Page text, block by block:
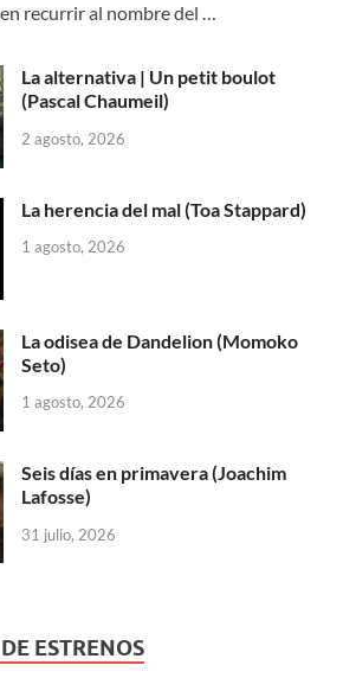
recurrir al nombre del …
La alternativa | Un petit boulot
(Pascal Chaumeil)
2 agosto, 2026
La herencia del mal (Toa Stappard)
1 agosto, 2026
La odisea de Dandelion (Momoko
Seto)
1 agosto, 2026
Seis días en primavera (Joachim
Lafosse)
31 julio, 2026
ESTRENOS